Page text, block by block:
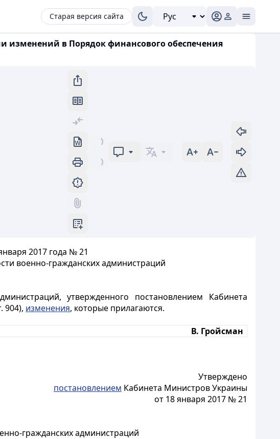
Старая версия сайта
изменений в Порядок финансового обеспечения
2017 года № 21
военно-гражданских администраций
утвержденного постановлением Кабинета
904), изменения, которые прилагаются.
В. Гройсман
Утверждено
постановлением Кабинета Министров Украины
от 18 января 2017 № 21
гражданских администраций